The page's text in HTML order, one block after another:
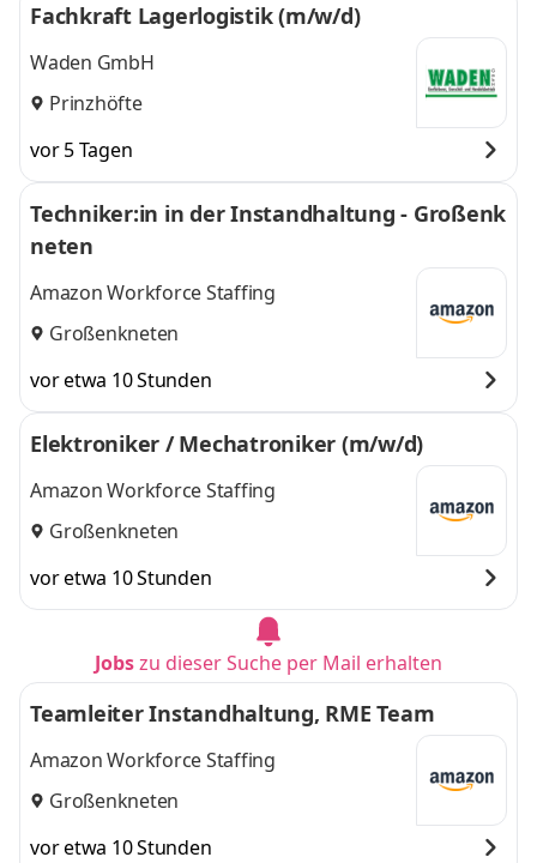
Fachkraft Lagerlogistik (m/w/d)
Waden GmbH
Prinzhöfte
vor 5 Tagen
Techniker:in in der Instandhaltung - Großenk
neten
Amazon Workforce Staffing
Großenkneten
vor etwa 10 Stunden
Elektroniker / Mechatroniker (m/w/d)
Amazon Workforce Staffing
Großenkneten
vor etwa 10 Stunden
Jobszu dieser Suche per Mail erhalten
Teamleiter Instandhaltung, RME Team
Amazon Workforce Staffing
Großenkneten
vor etwa 10 Stunden